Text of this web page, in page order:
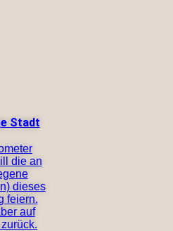
Stadt
die an
dieses
feiern.
auf